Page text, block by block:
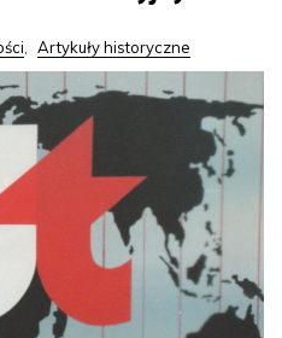
, Artykuły historyczne